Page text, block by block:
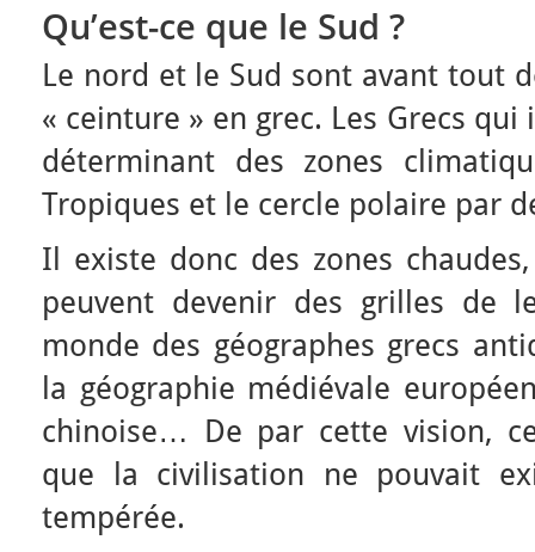
Qu’est-ce que le Sud ?
Le nord et le Sud sont avant tout
« ceinture » en grec. Les Grecs
déterminant des zones
Tropiques et le cercle polaire par
Il existe donc des zones
peuvent devenir des grilles de
monde des géographes grecs
la géographie médiévale
chinoise… De par cette vision,
que la civilisation ne pouvait
tempérée.